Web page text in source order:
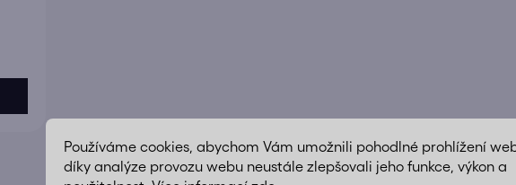
Používáme cookies, abychom Vám umožnili pohodlné prohlížení
díky analýze provozu webu neustále zlepšovali jeho funkce, výkon a
O